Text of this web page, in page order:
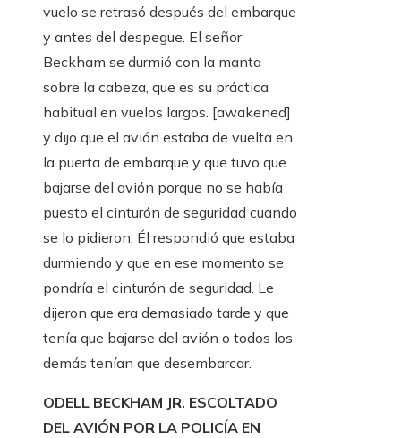
vuelo se retrasó después del embarque
y antes del despegue. El señor
Beckham se durmió con la manta
sobre la cabeza, que es su práctica
habitual en vuelos largos. [awakened]
y dijo que el avión estaba de vuelta en
la puerta de embarque y que tuvo que
bajarse del avión porque no se había
puesto el cinturón de seguridad cuando
se lo pidieron. Él respondió que estaba
durmiendo y que en ese momento se
pondría el cinturón de seguridad. Le
dijeron que era demasiado tarde y que
tenía que bajarse del avión o todos los
demás tenían que desembarcar.
ODELL BECKHAM JR. ESCOLTADO
DEL AVIÓN POR LA POLICÍA EN